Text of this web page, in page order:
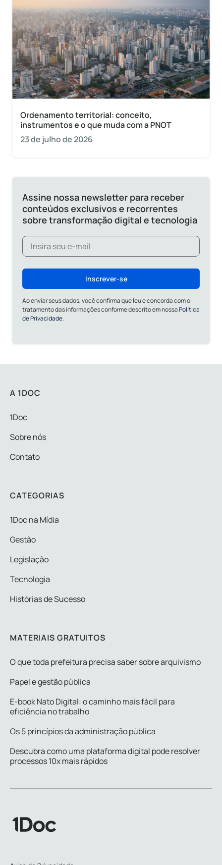
Ordenamento territorial: conceito,
instrumentos e o que muda com a PNOT
23 de julho de 2026
Assine nossa newsletter para receber
conteúdos exclusivos e recorrentes
sobre transformação digital e tecnologia
Inscrever-se
Ao enviar seus dados, você confirma que leu e concorda com o
tratamento das informações conforme descrito em nossaPolítica
de Privacidade.
A 1DOC
1Doc
Sobre nós
Contato
CATEGORIAS
1Doc na Mídia
Gestão
Legislação
Tecnologia
Histórias de Sucesso
MATERIAIS GRATUITOS
O que toda prefeitura precisa saber sobre arquivismo
Papel e gestão pública
E-book Nato Digital: o caminho mais fácil para
eficiência no trabalho
Os 5 princípios da administração pública
Descubra como uma plataforma digital pode resolver
processos 10x mais rápidos